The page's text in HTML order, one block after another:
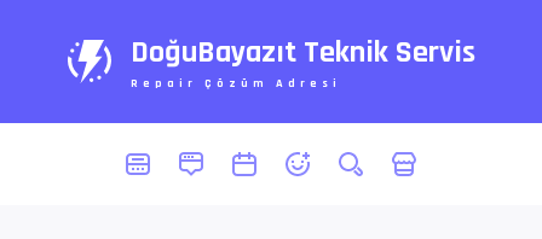
DoğuBayazıt Teknik Servis
Repair Çözüm Adresi